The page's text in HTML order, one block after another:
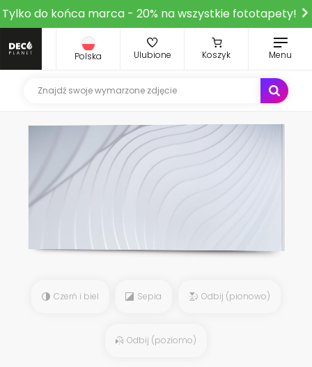
Tylko do końca marca - 20% na wszystkie fototapety!
Polska Ulubione Koszyk Menu
Czerń i biel Sepia Odbij (pionowo)
Odbij (poziomo)